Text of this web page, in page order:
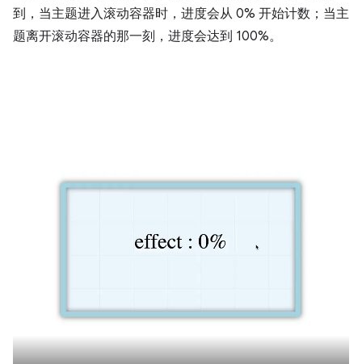
到，当主题进入滚动容器时，进度会从 0% 开始计数；当主
题离开滚动容器的那一刻，进度会达到 100%。